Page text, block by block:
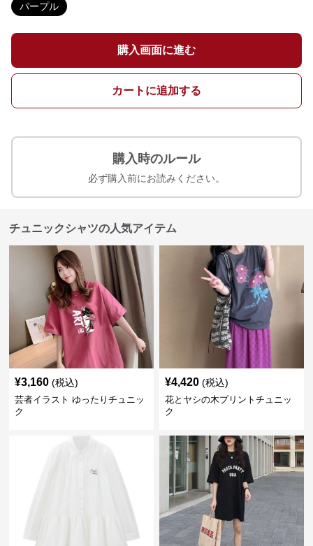
パープル
購入画面に進む
カートに追加する
購入時のルール
必ず購入前にお読みください。
チュニックシャツの人気アイテム
¥3,160 (税込)
芸者イラスト ゆったりチュニッ
ク
¥4,420 (税込)
花とヤシの木プリントチュニッ
ク